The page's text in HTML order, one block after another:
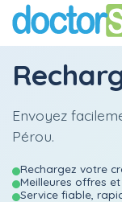
Envoyez
Pérou.
Rechargez votre
Meilleures offres
Service fiable,